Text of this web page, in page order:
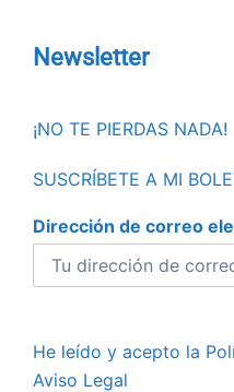
Newsletter
¡NO TE PIERDAS NADA!
SUSCRÍBETE A MI
Dirección de correo
He leído y acepto la
Aviso Legal